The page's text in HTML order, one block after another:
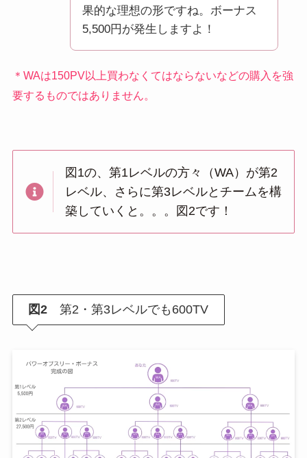
果的な理想の形ですね。ボーナス
5,500円が発生しますよ！
＊WAは150PV以上買わなくてはならないなどの購入を強
要するものではありません。
図1の、第1レベルの方々（WA）が第2
レベル、さらに第3レベルとチームを構
築していくと。。。図2です！
図2 第2・第3レベルでも600TV